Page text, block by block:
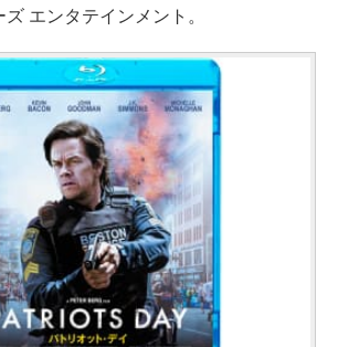
エンタテインメント。